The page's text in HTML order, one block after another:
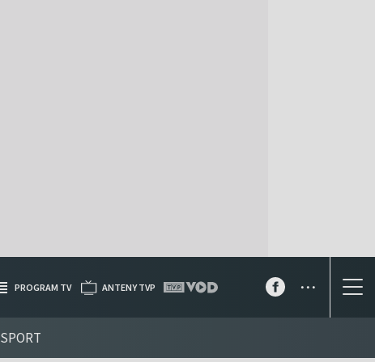
SPORT
PROGRAM TV ANTENY TVP ...